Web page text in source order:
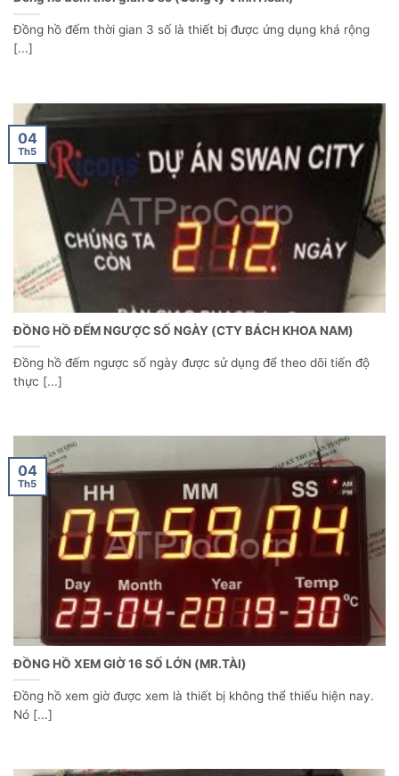
Đồng hồ đếm thời gian 3 số là thiết bị được ứng dụng khá rộng
[...]
ĐỒNG HỒ ĐẾM NGƯỢC SỐ NGÀY (CTY BÁCH KHOA NAM)
Đồng hồ đếm ngược số ngày được sử dụng để theo dõi tiến độ
thực [...]
04
Th5
ĐỒNG HỒ XEM GIỜ 16 SỐ LỚN (MR.TÀI)
Đồng hồ xem giờ được xem là thiết bị không thể thiếu hiện nay.
Nó [...]
04
Th5